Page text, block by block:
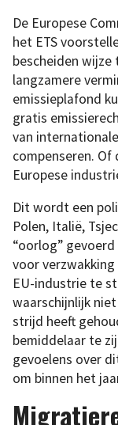
De Europese
het ETS
bescheiden wijze
langzamere
emissieplafond
gratis
van
compenseren.
Europese
Dit wordt een
Polen, Italië,
“oorlog”
voor
EU-industrie te
waarschijnlijk
strijd heeft
bemiddelaar te
gevoelens over
om binnen het